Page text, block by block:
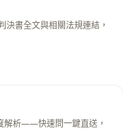
書全文與相關法規連結，
解析——快速問一鍵直送，